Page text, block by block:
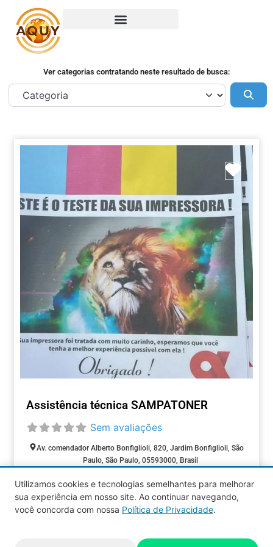
Ver categorias contratando neste resultado de busca:
Assistência técnica SAMPATONER
Sem avaliações
Av. comendador Alberto Bonfiglioli, 820, Jardim Bonfiglioli, São
Paulo, São Paulo, 05593000, Brasil
ASSISTÊNCIA
TÉCNICA
Aberto agora:
Utilizamos cookies e tecnologias semelhantes para melhorar
sua experiência em nosso site. Ao continuar navegando,
você concorda com nossa Política de Privacidade.